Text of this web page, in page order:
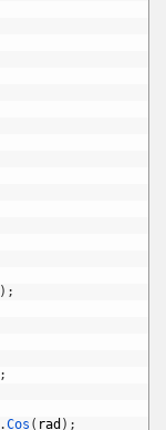
) ;
;
.Cos ( rad ) ;